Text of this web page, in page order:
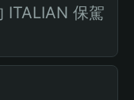
ITALIAN 保駕